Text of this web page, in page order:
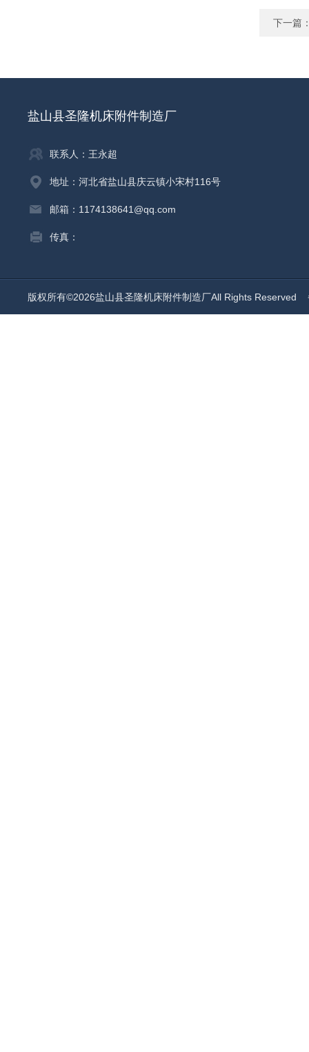
下一篇
盐山县圣隆机床附件制造厂
联系人：王永超
地址：河北省盐山县庆云镇小宋村116号
邮箱：1174138641@qq.com
传真：
版权所有©2026盐山县圣隆机床附件制造厂All Rights Reserved